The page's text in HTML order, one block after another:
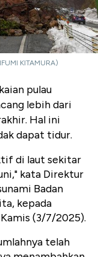
KITAMURA)
pulau
lebih dari
Hal ini
dapat tidur.
di laut sekitar
kata Direktur
Badan
kepada
(3/7/2025).
telah